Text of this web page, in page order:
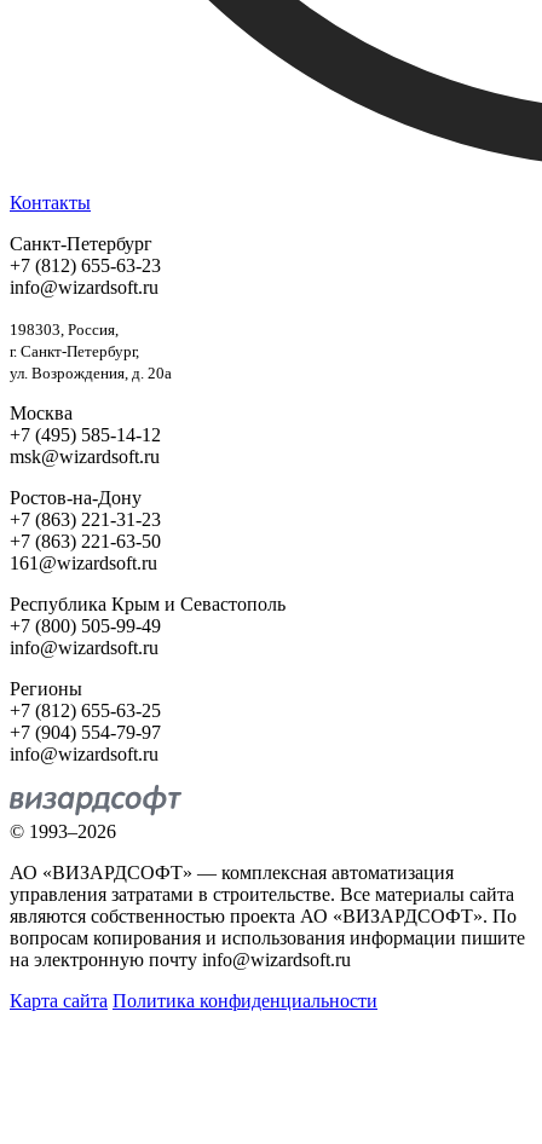
Контакты
Санкт-Петербург
+7 (812) 655-63-23
info@wizardsoft.ru
198303, Россия,
г. Санкт-Петербург,
ул. Возрождения, д. 20а
Москва
+7 (495) 585-14-12
msk@wizardsoft.ru
Ростов-на-Дону
+7 (863) 221-31-23
+7 (863) 221-63-50
161@wizardsoft.ru
Республика Крым и Севастополь
+7 (800) 505-99-49
info@wizardsoft.ru
Регионы
+7 (812) 655-63-25
+7 (904) 554-79-97
info@wizardsoft.ru
© 1993–2026
АО «ВИЗАРДСОФТ» — комплексная автоматизация
управления затратами в строительстве. Все материалы сайта
являются собственностью проекта АО «ВИЗАРДСОФТ». По
вопросам копирования и использования информации пишите
на электронную почту info@wizardsoft.ru
Карта сайта Политика конфиденциальности